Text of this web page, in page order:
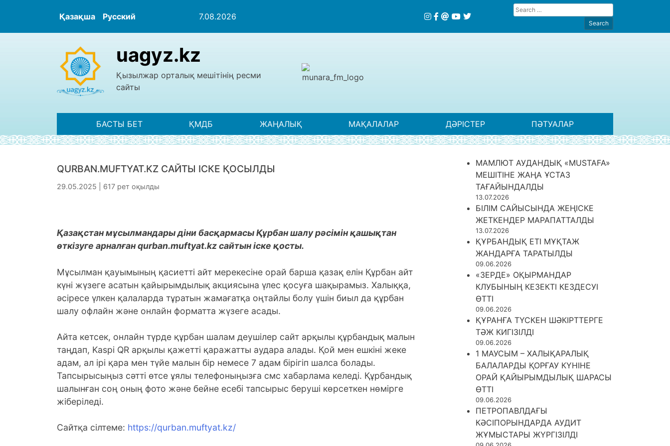
Қазақша Русский 7.08.2026
uagyz.kz
Қызылжар орталық мешітінің ресми
сайты
БАСТЫ БЕТ ҚМДБ ЖАҢАЛЫҚ МАҚАЛАЛАР ДӘРІСТЕР ПӘТУАЛАР
QURBAN.MUFTYAT.KZ САЙТЫ ІСКЕ ҚОСЫЛДЫ
29.05.2025 | 617 рет оқылды
Қазақстан мұсылмандары діни басқармасы Құрбан шалу рәсімін қашықтан
өткізуге арналған qurban.muftyat.kz сайтын іске қосты.
Мұсылман қауымының қасиетті айт мерекесіне орай барша қазақ елін Құрбан айт
күні жүзеге асатын қайырымдылық акциясына үлес қосуға шақырамыз. Халыққа,
әсіресе үлкен қалаларда тұратын жамағатқа оңтайлы болу үшін биыл да құрбан
шалу офлайн және онлайн форматта жүзеге асады.
Айта кетсек, онлайн түрде құрбан шалам деушілер сайт арқылы құрбандық малын
таңдап, Kaspi QR арқылы қажетті қаражатты аудара алады. Қой мен ешкіні жеке
адам, ал ірі қара мен түйе малын бір немесе 7 адам бірігіп шалса болады.
Тапсырысыңыз сәтті өтсе ұялы телефоныңызға смс хабарлама келеді. Құрбандық
шалынған соң оның фото және бейне есебі тапсырыс беруші көрсеткен нөмірге
жіберіледі.
Сайтқа сілтеме: https://qurban.muftyat.kz/
МАМЛЮТ АУДАНДЫҚ «MUSTAFA»
МЕШІТІНЕ ЖАҢА ҰСТАЗ
ТАҒАЙЫНДАЛДЫ
13.07.2026
БІЛІМ САЙЫСЫНДА ЖЕҢІСКЕ
ЖЕТКЕНДЕР МАРАПАТТАЛДЫ
13.07.2026
ҚҰРБАНДЫҚ ЕТІ МҰҚТАЖ
ЖАНДАРҒА ТАРАТЫЛДЫ
09.06.2026
«ЗЕРДЕ» ОҚЫРМАНДАР
КЛУБЫНЫҢ КЕЗЕКТІ КЕЗДЕСУІ
ӨТТІ
09.06.2026
ҚҰРАНҒА ТҮСКЕН ШӘКІРТТЕРГЕ
ТӘЖ КИГІЗІЛДІ
09.06.2026
1 МАУСЫМ – ХАЛЫҚАРАЛЫҚ
БАЛАЛАРДЫ ҚОРҒАУ КҮНІНЕ
ОРАЙ ҚАЙЫРЫМДЫЛЫҚ ШАРАСЫ
ӨТТІ
09.06.2026
ПЕТРОПАВЛДАҒЫ
КӘСІПОРЫНДАРДА АУДИТ
ЖҰМЫСТАРЫ ЖҮРГІЗІЛДІ